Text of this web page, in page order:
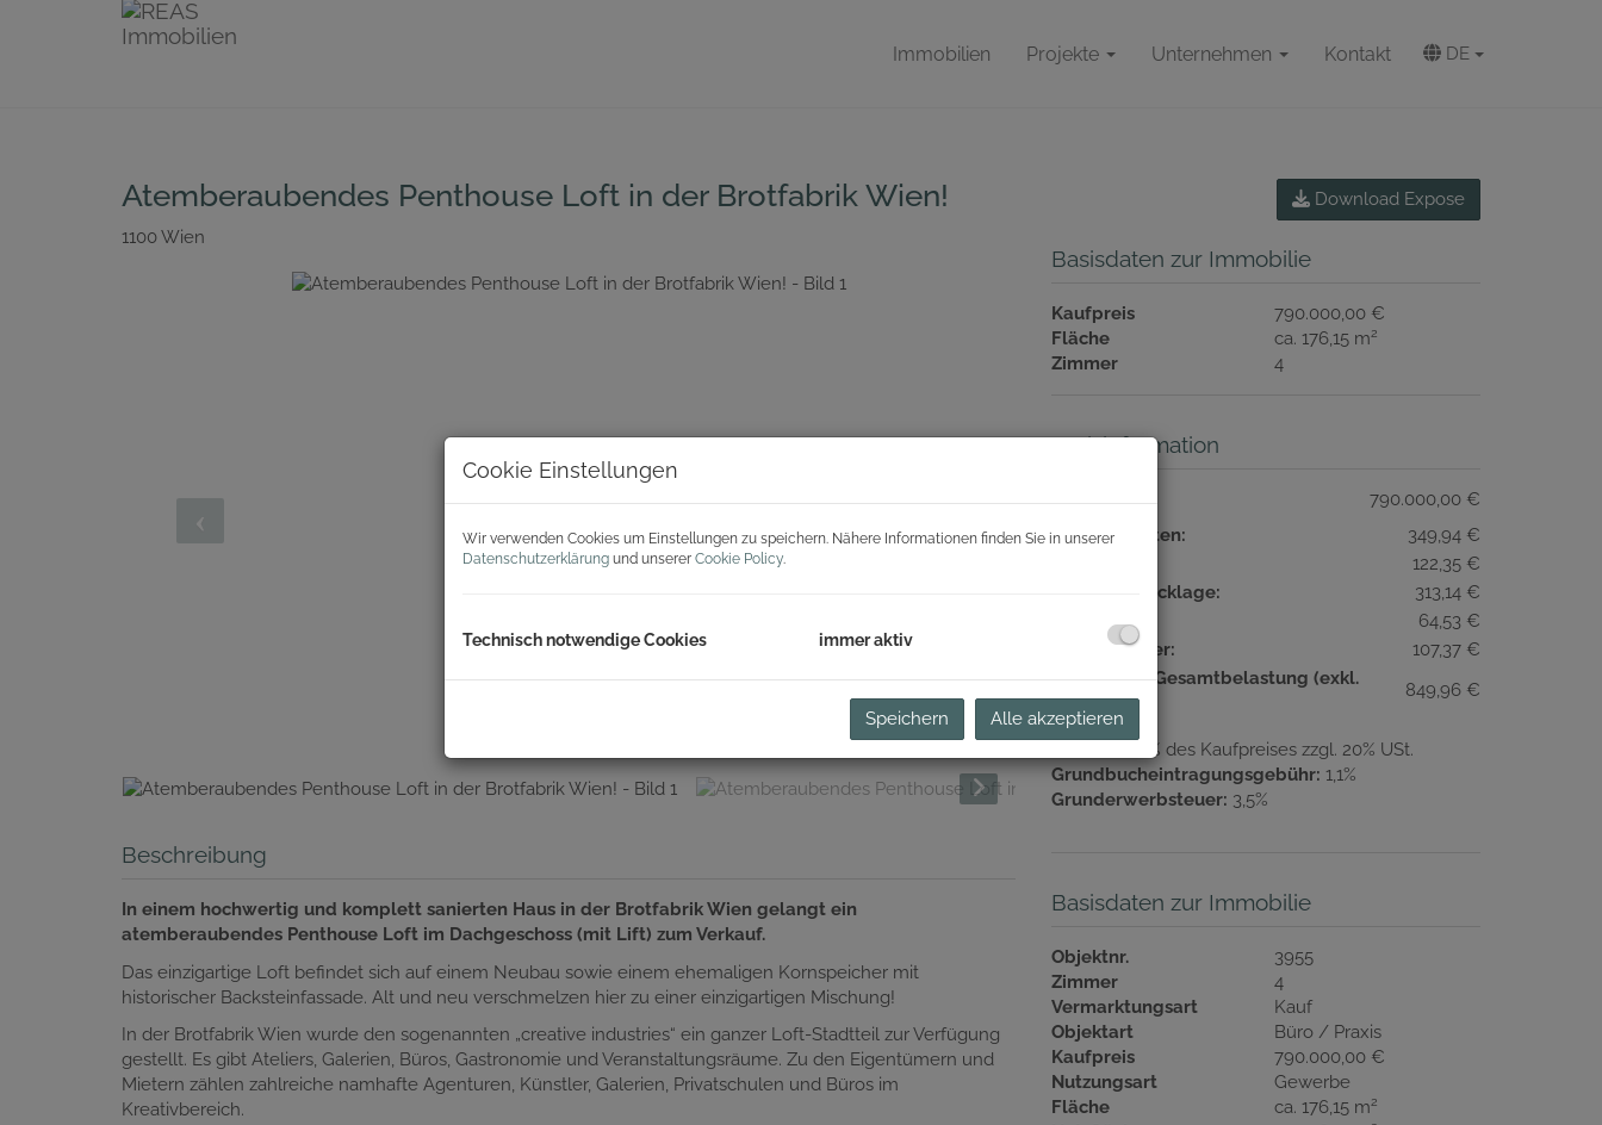
Immobilien Projekte Unternehmen Kontakt DE
Atemberaubendes Penthouse Loft in der Brotfabrik Wien!
1100 Wien
Beschreibung
In einem hochwertig und komplett sanierten Haus in der Brotfabrik Wien gelangt ein
atemberaubendes Penthouse Loft im Dachgeschoss (mit Lift) zum Verkauf.
Das einzigartige Loft befindet sich auf einem Neubau sowie einem ehemaligen Kornspeicher mit
historischer Backsteinfassade. Alt und neu verschmelzen hier zu einer einzigartigen Mischung!
In der Brotfabrik Wien wurde den sogenannten „creative industries“ ein ganzer Loft-Stadtteil zur Verfügung
gestellt. Es gibt Ateliers, Galerien, Büros, Gastronomie und Veranstaltungsräume. Zu den Eigentümern und
Mietern zählen zahlreiche namhafte Agenturen, Künstler, Galerien, Privatschulen und Büros im
Kreativbereich.
Download Expose
Basisdaten zur Immobilie
Kaufpreis
790.000,00 €
Fläche
ca. 176,15 m2
Zimmer 4
Preisinformation
Kaufpreis:
790.000,00 €
Betriebskosten:
349,94 €
122,35 €
Reparaturrücklage:
313,14 €
Liftkosten:
64,53 €
Umsatzsteuer:
107,37 €
monatliche Gesamtbelastung (exkl.
USt.):
849,96 €
3% des Kaufpreises zzgl. 20% USt.
Grundbucheintragungsgebühr: 1,1%
Grunderwerbsteuer: 3,5%
Basisdaten zur Immobilie
Objektnr.
3955
Zimmer
4
Vermarktungsart
Kauf
Objektart
Büro / Praxis
Kaufpreis
790.000,00 €
Nutzungsart
Gewerbe
Fläche
ca. 176,15 m2
Cookie Einstellungen
Wir verwenden Cookies um Einstellungen zu speichern. Nähere Informationen finden Sie in unserer
Datenschutzerklärung und unserer Cookie Policy.
Technisch notwendige Cookies immer aktiv
Speichern Alle akzeptieren